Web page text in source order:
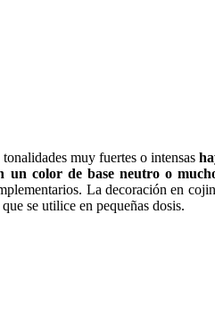
muy fuertes o intensas
un color de base neutro o
La decoración en
que se utilice en pequeñas dosis.